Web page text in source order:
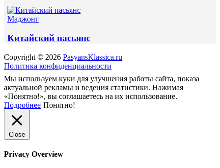
Маджонг
Китайский пасьянс
Copyright © 2026 PasyansKlassica.ru
Политика конфиденциальности
Мы используем куки для улучшения работы сайта, показа
актуальной рекламы и ведения статистики. Нажимая
«Понятно!», вы соглашаетесь на их использование.
Подробнее Понятно!
Close
Privacy Overview